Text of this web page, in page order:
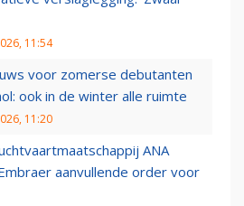
11:54
voor zomerse debutanten
ook in de winter alle ruimte
11:20
ANA
aanvullende order voor